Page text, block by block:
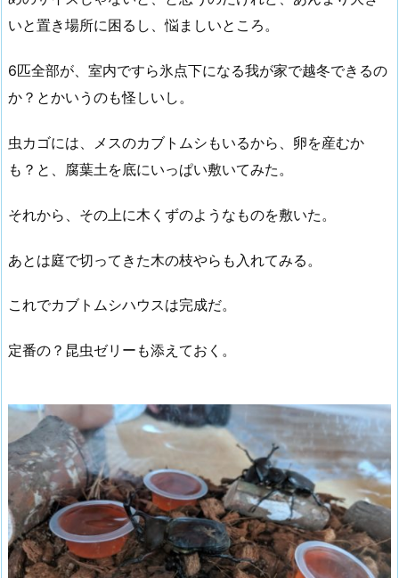
いと置き場所に困るし、悩ましいところ。
6匹全部が、室内ですら氷点下になる我が家で越冬できるの
か？とかいうのも怪しいし。
虫カゴには、メスのカブトムシもいるから、卵を産むか
も？と、腐葉土を底にいっぱい敷いてみた。
それから、その上に木くずのようなものを敷いた。
あとは庭で切ってきた木の枝やらも入れてみる。
これでカブトムシハウスは完成だ。
定番の？昆虫ゼリーも添えておく。